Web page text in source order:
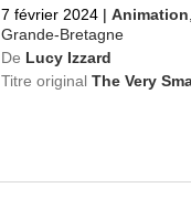
7 février 2024 | Animation
Grande-Bretagne
De Lucy Izzard
Titre originalThe Very